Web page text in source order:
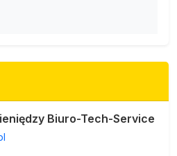
Biuro-Tech-Service